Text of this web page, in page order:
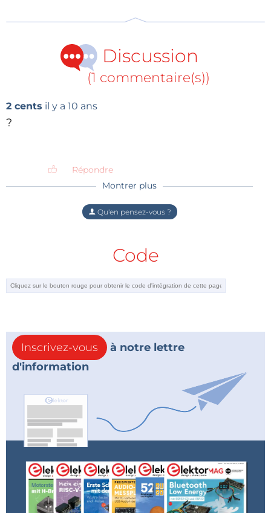
Discussion
(1 commentaire(s))
2 cents il y a 10 ans
?
Répondre
Montrer plus
Qu'en pensez-vous ?
Code
Inscrivez-vous
à notre lettre
d'information